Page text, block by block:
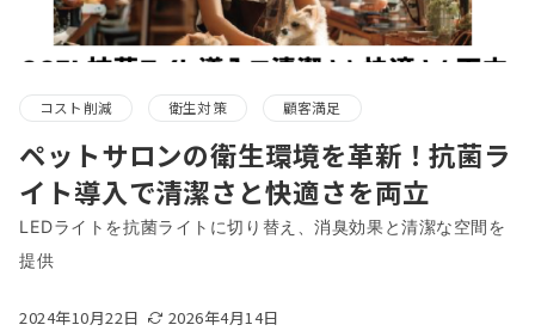
コスト削減 衛生対策 顧客満足
ペットサロンの衛生環境を革新！抗菌ラ
イト導入で清潔さと快適さを両立
LEDライトを抗菌ライトに切り替え、消臭効果と清潔な空間を
提供
2024年10月22日 2026年4月14日